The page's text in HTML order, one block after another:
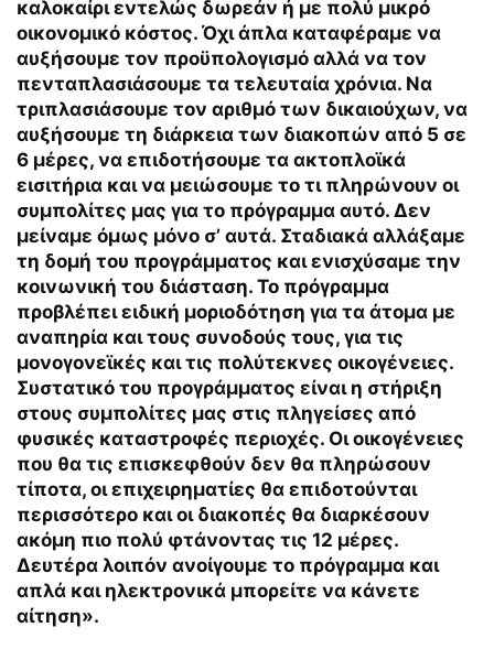
καλοκαίρι εντελώς δωρεάν ή με πολύ μικρό
οικονομικό κόστος. Όχι άπλα καταφέραμε να
αυξήσουμε τον προϋπολογισμό αλλά να τον
πενταπλασιάσουμε τα τελευταία χρόνια. Να
τριπλασιάσουμε τον αριθμό των δικαιούχων, να
αυξήσουμε τη διάρκεια των διακοπών από 5 σε
6 μέρες, να επιδοτήσουμε τα ακτοπλοϊκά
εισιτήρια και να μειώσουμε το τι πληρώνουν οι
συμπολίτες μας για το πρόγραμμα αυτό. Δεν
μείναμε όμως μόνο σ’ αυτά. Σταδιακά αλλάξαμε
τη δομή του προγράμματος και ενισχύσαμε την
κοινωνική του διάσταση. Το πρόγραμμα
προβλέπει ειδική μοριοδότηση για τα άτομα με
αναπηρία και τους συνοδούς τους, για τις
μονογονεϊκές και τις πολύτεκνες οικογένειες.
Συστατικό του προγράμματος είναι η στήριξη
στους συμπολίτες μας στις πληγείσες από
φυσικές καταστροφές περιοχές. Οι οικογένειες
που θα τις επισκεφθούν δεν θα πληρώσουν
τίποτα, οι επιχειρηματίες θα επιδοτούνται
περισσότερο και οι διακοπές θα διαρκέσουν
ακόμη πιο πολύ φτάνοντας τις 12 μέρες.
Δευτέρα λοιπόν ανοίγουμε το πρόγραμμα και
απλά και ηλεκτρονικά μπορείτε να κάνετε
αίτηση».